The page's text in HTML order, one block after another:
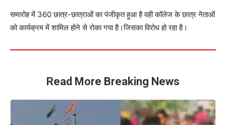
समारोह में 360 छात्र-छात्राओं का पंजीकृत हुआ है वही कॉलेज के छात्र नेताओं
को कार्यक्रम में शामिल होने से रोका गया है।जिसका विरोध हो रहा है।
Read More Breaking News